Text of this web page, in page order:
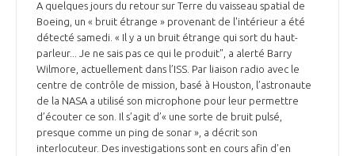
A quelques jours du retour sur Terre du vaisseau spatial de
Boeing, un « bruit étrange » provenant de l'intérieur a été
détecté samedi. « Il y a un bruit étrange qui sort du haut-
parleur... Je ne sais pas ce qui le produit", a alerté Barry
Wilmore, actuellement dans l’ISS. Par liaison radio avec le
centre de contrôle de mission, basé à Houston, l’astronaute
de la NASA a utilisé son microphone pour leur permettre
d’écouter ce son. Il s’agit d’« une sorte de bruit pulsé,
presque comme un ping de sonar », a décrit son
interlocuteur. Des investigations sont en cours afin d’en